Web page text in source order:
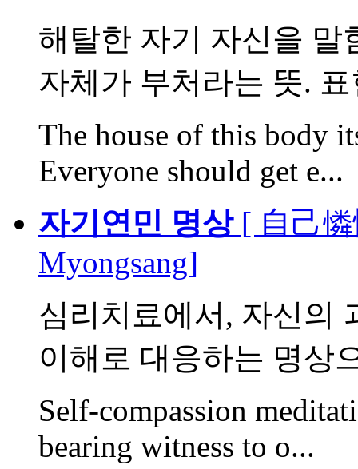
해탈한 자기 자신을 말
자체가 부처라는 뜻.
The house of this body
Everyone should get e...
자기연민 명상[ 自己憐
Myongsang]
심리치료에서, 자신의
이해로 대응하는 명상
Self-compassion
bearing witness to o...